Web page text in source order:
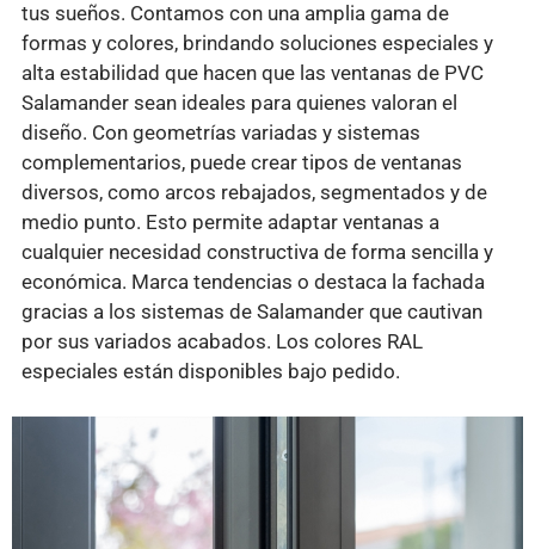
tus sueños. Contamos con una amplia gama de
formas y colores, brindando soluciones especiales y
alta estabilidad que hacen que las ventanas de PVC
Salamander sean ideales para quienes valoran el
diseño. Con geometrías variadas y sistemas
complementarios, puede crear tipos de ventanas
diversos, como arcos rebajados, segmentados y de
medio punto. Esto permite adaptar ventanas a
cualquier necesidad constructiva de forma sencilla y
económica. Marca tendencias o destaca la fachada
gracias a los sistemas de Salamander que cautivan
por sus variados acabados. Los colores RAL
especiales están disponibles bajo pedido.